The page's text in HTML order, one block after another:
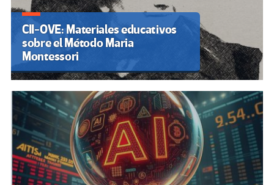
CII-OVE: Materiales educativos
sobre el Método Maria
Montessori